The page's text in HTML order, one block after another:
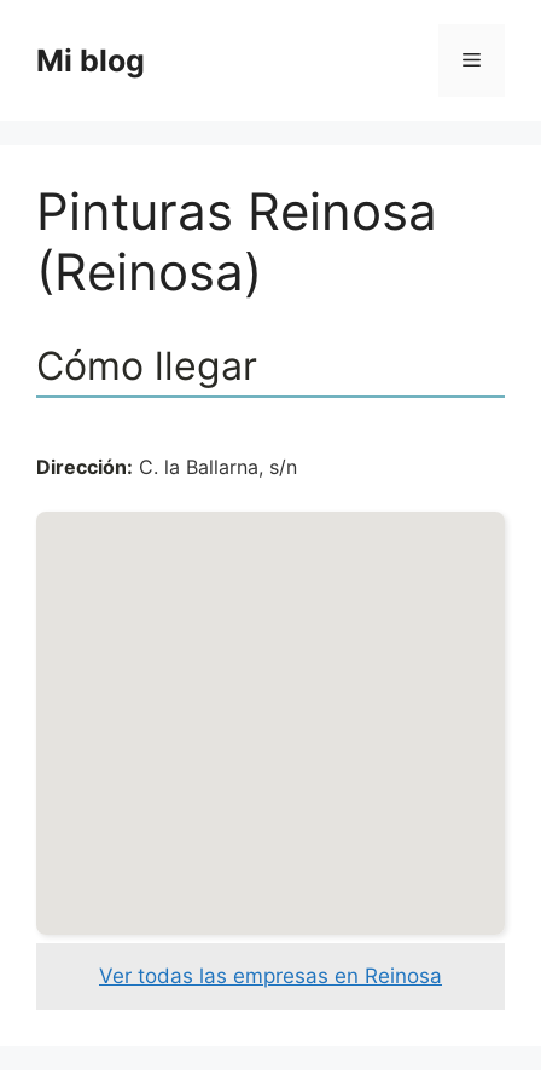
contenido
Mi blog Menú
Pinturas Reinosa
(Reinosa)
Cómo llegar
Dirección: C. la Ballarna, s/n
Ver todas las empresas en Reinosa